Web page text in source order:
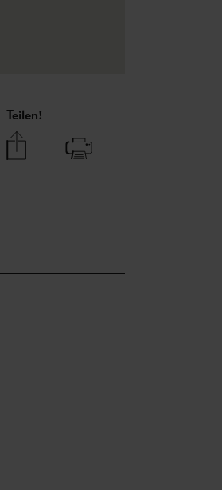
Teilen!